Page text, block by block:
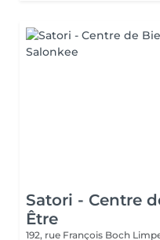
Satori - Centre
Être
192, rue François Boch